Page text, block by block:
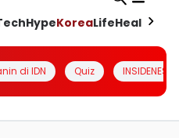
HypeKoreaLifeHealth
di IDN Quiz INSIDENESIA